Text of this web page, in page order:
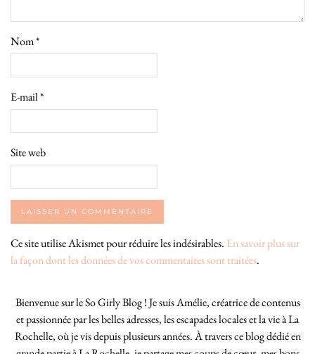
Nom*
E-mail*
Site web
Ce site utilise Akismet pour réduire les indésirables. En savoir plus sur
la façon dont les données de vos commentaires sont traitées.
Bienvenue sur le So Girly Blog ! Je suis Amélie, créatrice de contenus
et passionnée par les belles adresses, les escapades locales et la vie à La
Rochelle, où je vis depuis plusieurs années. À travers ce blog dédié en